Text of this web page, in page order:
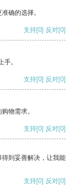
确的选择。
支持[0] 反对[0]
。
支持[0] 反对[0]
物需求。
支持[0] 反对[0]
到妥善解决，让我能
支持[0] 反对[0]